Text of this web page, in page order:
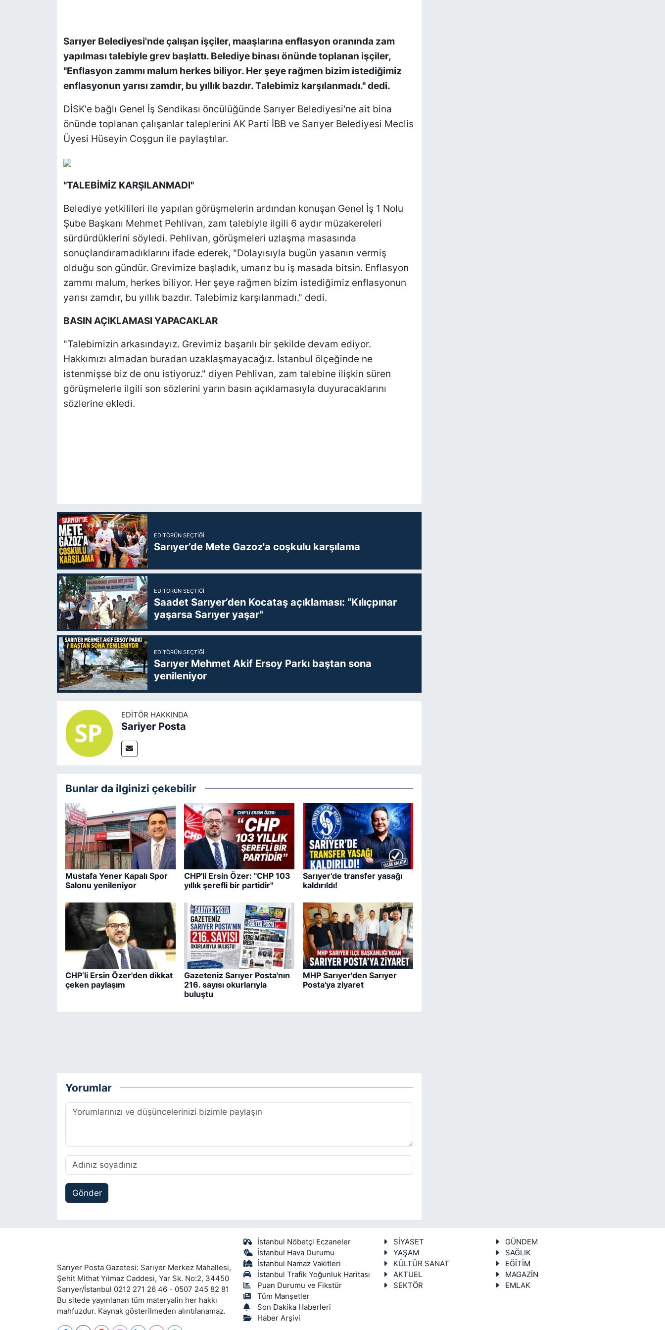
Sarıyer Belediyesi'nde çalışan işçiler, maaşlarına enflasyon oranında zam
yapılması talebiyle grev başlattı. Belediye binası önünde toplanan işçiler,
"Enflasyon zammı malum herkes biliyor. Her şeye rağmen bizim istediğimiz
enflasyonun yarısı zamdır, bu yıllık bazdır. Talebimiz karşılanmadı." dedi.
DİSK'e bağlı Genel İş Sendikası öncülüğünde Sarıyer Belediyesi'ne ait bina
önünde toplanan çalışanlar taleplerini AK Parti İBB ve Sarıyer Belediyesi Meclis
Üyesi Hüseyin Coşgun ile paylaştılar.
"TALEBİMİZ KARŞILANMADI"
Belediye yetkilileri ile yapılan görüşmelerin ardından konuşan Genel İş 1 Nolu
Şube Başkanı Mehmet Pehlivan, zam talebiyle ilgili 6 aydır müzakereleri
sürdürdüklerini söyledi. Pehlivan, görüşmeleri uzlaşma masasında
sonuçlandıramadıklarını ifade ederek, "Dolayısıyla bugün yasanın vermiş
olduğu son gündür. Grevimize başladık, umarız bu iş masada bitsin. Enflasyon
zammı malum, herkes biliyor. Her şeye rağmen bizim istediğimiz enflasyonun
yarısı zamdır, bu yıllık bazdır. Talebimiz karşılanmadı." dedi.
BASIN AÇIKLAMASI YAPACAKLAR
"Talebimizin arkasındayız. Grevimiz başarılı bir şekilde devam ediyor.
Hakkımızı almadan buradan uzaklaşmayacağız. İstanbul ölçeğinde ne
istenmişse biz de onu istiyoruz." diyen Pehlivan, zam talebine ilişkin süren
görüşmelerle ilgili son sözlerini yarın basın açıklamasıyla duyuracaklarını
sözlerine ekledi.
EDITÖRÜN SEÇTIĞI
Sarıyer’de Mete Gazoz'a coşkulu karşılama
EDITÖRÜN SEÇTIĞI
Saadet Sarıyer’den Kocataş açıklaması: “Kılıçpınar
yaşarsa Sarıyer yaşar"
EDITÖRÜN SEÇTIĞI
Sarıyer Mehmet Akif Ersoy Parkı baştan sona
yenileniyor
EDITÖR HAKKINDA
Sariyer Posta
Bunlar da ilginizi çekebilir
Mustafa Yener Kapalı Spor
Salonu yenileniyor
CHP'li Ersin Özer: "CHP 103
yıllık şerefli bir partidir"
Sarıyer'de transfer yasağı
kaldırıldı!
CHP’li Ersin Özer'den dikkat
çeken paylaşım
Gazeteniz Sarıyer Posta'nın
216. sayısı okurlarıyla
buluştu
MHP Sarıyer'den Sarıyer
Posta'ya ziyaret
Yorumlar
Gönder
Sarıyer Posta Gazetesi: Sarıyer Merkez Mahallesi,
Şehit Mithat Yılmaz Caddesi, Yar Sk. No:2, 34450
Sarıyer/İstanbul 0212 271 26 46 - 0507 245 82 81
Bu sitede yayınlanan tüm materyalin her hakkı
mahfuzdur. Kaynak gösterilmeden alıntılanamaz.
İstanbul Nöbetçi Eczaneler
İstanbul Hava Durumu
İstanbul Namaz Vakitleri
İstanbul Trafik Yoğunluk Haritası
Puan Durumu ve Fikstür
Tüm Manşetler
Son Dakika Haberleri
Haber Arşivi
SİYASET
GÜNDEM
YAŞAM
SAĞLIK
KÜLTÜR SANAT
EĞİTİM
AKTUEL
MAGAZİN
SEKTÖR
EMLAK
SON DAKİKA HABERİ
TÜRKİYE VE DÜNYA GÜNDEMİ